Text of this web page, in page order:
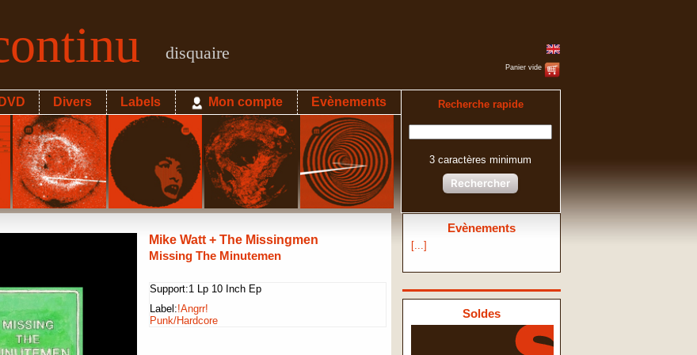
disquaire
Panier vide
DVD Divers Labels Mon compte Evènements Recherche rapide
3 caractères minimum
Rechercher
Evènements
[...]
Soldes
Mike Watt + The Missingmen
Missing The Minutemen
Support:1 Lp 10 Inch Ep
Label:!Angrr!
Punk/Hardcore